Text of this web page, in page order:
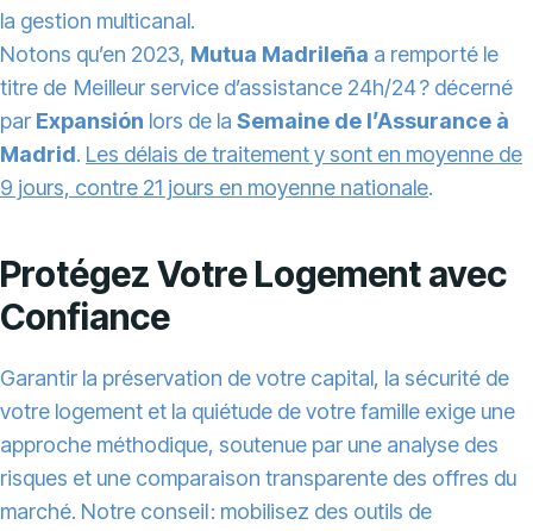
la gestion multicanal.
Notons qu’en 2023, Mutua Madrileña a remporté le
titre de Meilleur service d’assistance 24h/24 ? décerné
par Expansión lors de la Semaine de l’Assurance à
Madrid. Les délais de traitement y sont en moyenne de
9 jours, contre 21 jours en moyenne nationale.
Protégez Votre Logement avec
Confiance
Garantir la préservation de votre capital, la sécurité de
votre logement et la quiétude de votre famille exige une
approche méthodique, soutenue par une analyse des
risques et une comparaison transparente des offres du
marché. Notre conseil : mobilisez des outils de